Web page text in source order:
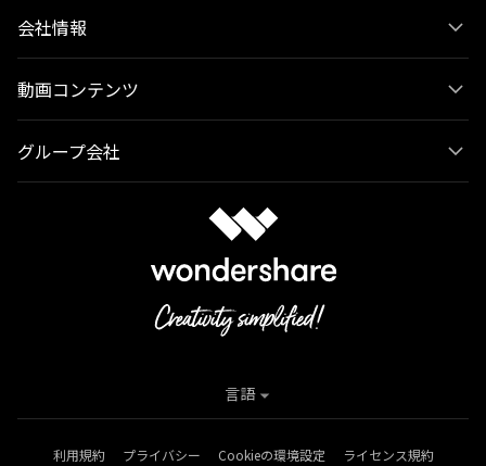
会社情報
動画コンテンツ
グループ会社
利用規約 プライバシー Cookieの環境設定
ライセンス規約
言語